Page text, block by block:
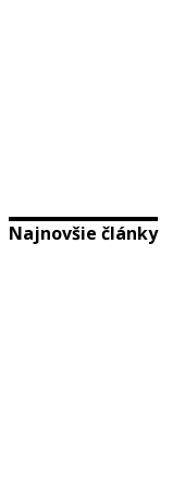
Najnovšie články